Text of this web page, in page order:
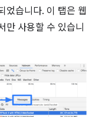
었습니다. 이 탭은 웹
만 사용할 수 있습니